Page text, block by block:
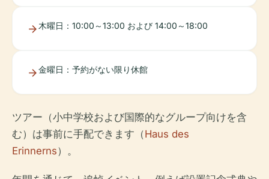
木曜日：10:00～13:00 および 14:00～18:00
金曜日：予約がない限り休館
ツアー（小中学校および国際的なグループ向けを含
む）は事前に手配できます（Haus des
Erinnerns）。